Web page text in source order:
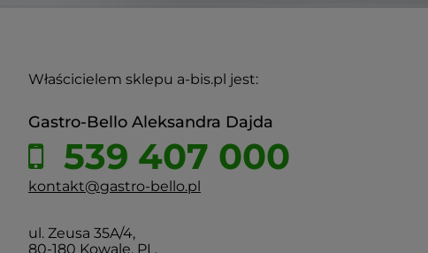
Właścicielem sklepu a-bis.pl jest:
Gastro-Bello Aleksandra Dajda
539 407 000
kontakt@gastro-bello.pl
ul. Zeusa 35A/4,
80-180 Kowale, PL.